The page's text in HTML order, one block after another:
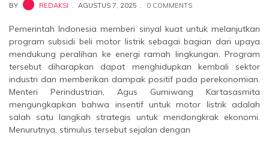
BY REDAKSI AGUSTUS 7, 2025 0 COMMENTS
Pemerintah Indonesia memberi sinyal kuat untuk melanjutkan
program subsidi beli motor listrik sebagai bagian dari upaya
mendukung peralihan ke energi ramah lingkungan. Program
tersebut diharapkan dapat menghidupkan kembali sektor
industri dan memberikan dampak positif pada perekonomian.
Menteri Perindustrian, Agus Gumiwang Kartasasmita
mengungkapkan bahwa insentif untuk motor listrik adalah
salah satu langkah strategis untuk mendongkrak ekonomi.
Menurutnya, stimulus tersebut sejalan dengan